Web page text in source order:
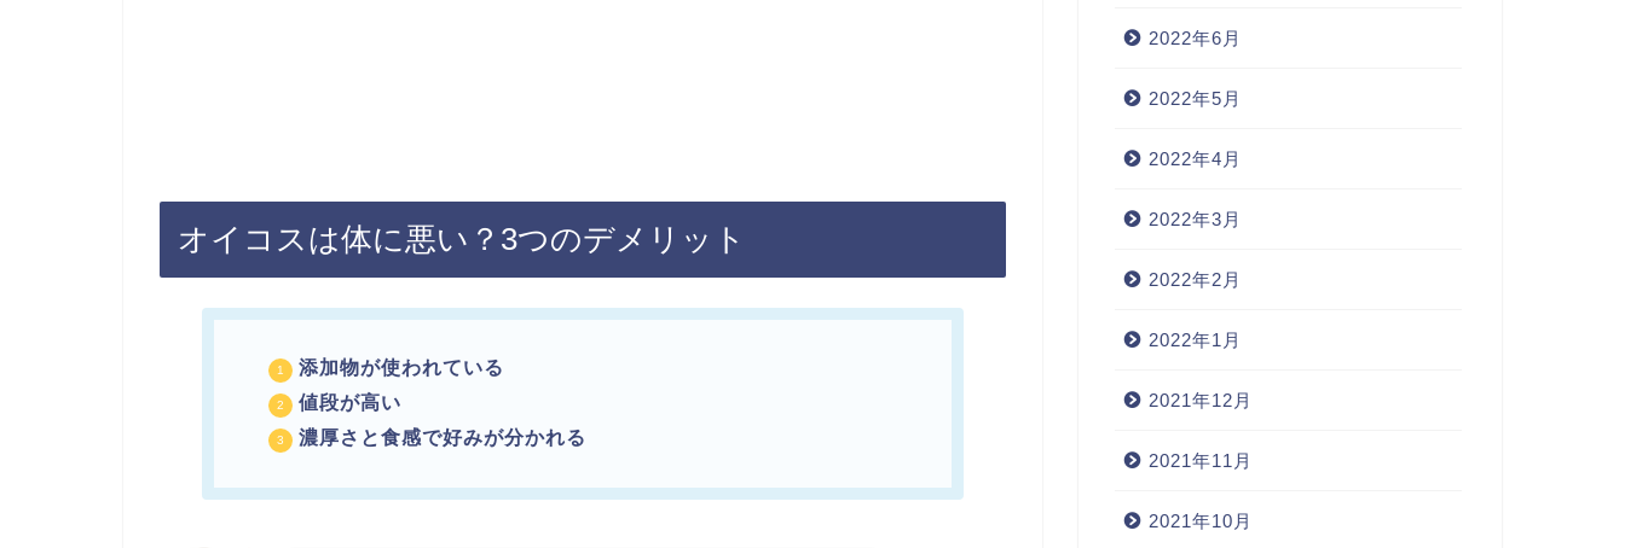
オイコスは体に悪い？3つのデメリット
添加物が使われている
値段が高い
濃厚さと食感で好みが分かれる
2022年6月
2022年5月
2022年4月
2022年3月
2022年2月
2022年1月
2021年12月
2021年11月
2021年10月